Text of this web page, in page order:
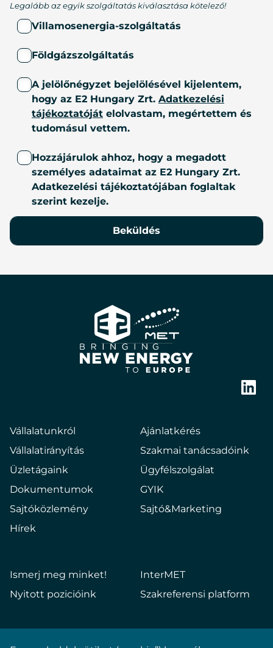
Legalább az egyik szolgáltatás kiválasztása kötelező!
Villamosenergia-szolgáltatás
Földgázszolgáltatás
A jelölőnégyzet bejelölésével kijelentem,
hogy az E2 Hungary Zrt. Adatkezelési
tájékoztatóját elolvastam, megértettem és
tudomásul vettem.
Hozzájárulok ahhoz, hogy a megadott
személyes adataimat az E2 Hungary Zrt.
Adatkezelési tájékoztatójában foglaltak
szerint kezelje.
Beküldés
E2
Hungary
Vállalatunkról
Vállalatirányítás
Üzletágaink
Dokumentumok
Sajtóközlemény
Hírek
Ajánlatkérés
Szakmai tanácsadóink
Ügyfélszolgálat
GYIK
Sajtó&Marketing
Ismerj meg minket!
Nyitott pozicióink
InterMET
Szakreferensi platform